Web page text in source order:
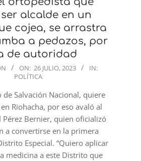
alcalde en un
cojea, se arrastra
a pedazos, por
de autoridad
ON: 26 JULIO, 2023
IN:
POLÍTICA
de Salvación Nacional, quiere
Riohacha, por eso avaló al
Pérez Bernier, quien oficializó
a convertirse en la primera
Especial. “Quiero aplicar
medicina a este Distrito que